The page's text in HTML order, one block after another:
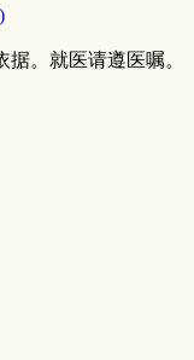
。就医请遵医嘱。